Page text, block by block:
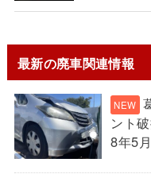
最新の廃車関連情報
ント
8年5月